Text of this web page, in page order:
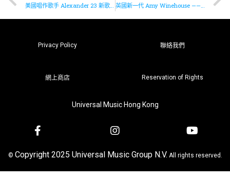
美國唱作歌手 Alexander 23 新歌《Crash》正式上架 英國新一代 Amy Winehouse —— Celeste 全新作品《To Love A Man》已推出
Privacy Policy 聯絡我們
網上商店 Reservation of Rights
Universal Music Hong Kong
© Copyright 2025 Universal Music Group N.V. All rights reserved.